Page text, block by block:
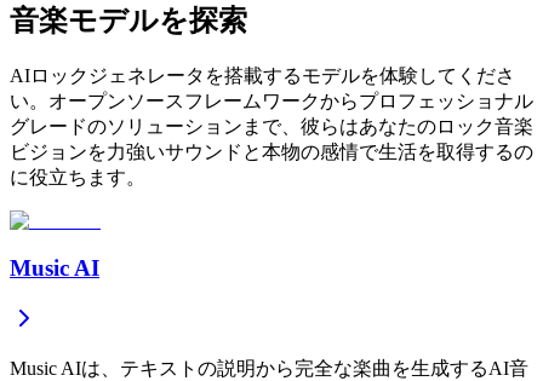
音楽モデルを探索
AIロックジェネレータを搭載するモデルを体験してくださ
い。オープンソースフレームワークからプロフェッショナル
グレードのソリューションまで、彼らはあなたのロック音楽
ビジョンを力強いサウンドと本物の感情で生活を取得するの
に役立ちます。
Music AI
Music AIは、テキストの説明から完全な楽曲を生成するAI音